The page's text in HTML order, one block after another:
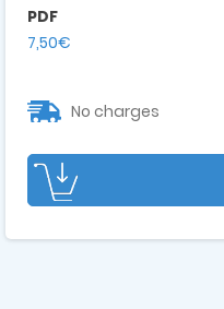
PDF
7,50€
No charges